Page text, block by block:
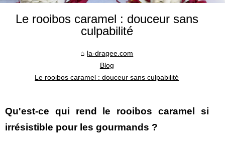
Le rooibos caramel : douceur sans
culpabilité
la-dragee.com
Blog
Le rooibos caramel : douceur sans culpabilité
Qu'est-ce qui rend le rooibos caramel si
irrésistible pour les gourmands ?